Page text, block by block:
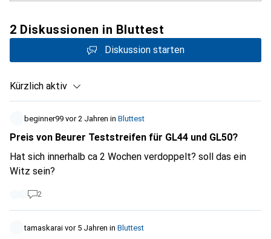
2 Diskussionen in Bluttest
Diskussion starten
Kürzlich aktiv
beginner99 vor 2 Jahren in Bluttest
Preis von Beurer Teststreifen für GL44 und GL50?
Hat sich innerhalb ca 2 Wochen verdoppelt? soll das ein
Witz sein?
2
tamaskarai vor 5 Jahren in Bluttest